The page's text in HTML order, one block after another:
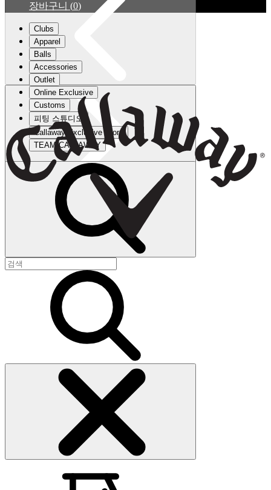
장바구니 (0)
Clubs
Apparel
Balls
Accessories
Outlet
Online Exclusive
Customs
피팅 스튜디오
Callaway Exclusive Store
TEAM CALLAWAY